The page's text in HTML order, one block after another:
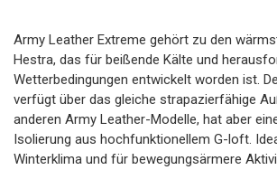
Army Leather Extreme gehört zu den
Hestra, das für beißende Kälte und
Wetterbedingungen entwickelt worden ist.
verfügt über das gleiche strapazierfähige
anderen Army Leather-Modelle, hat aber
Isolierung aus hochfunktionellem G-loft.
Winterklima und für bewegungsärmere